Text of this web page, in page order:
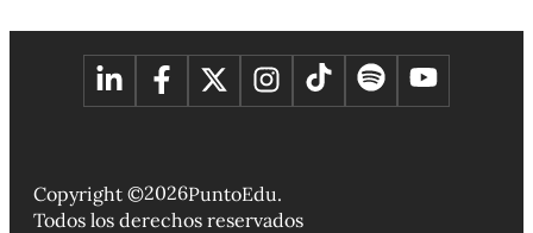
Copyright ©2026PuntoEdu.
Todos los derechos reservados